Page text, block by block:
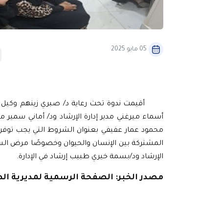
05 مايو 2025
أقيمت ندوة تحت رعاية د/ صبري زينهم وكيل
أسماء ميرغني مدير إدارة الإرشاد ود/ أماني سمير
محمود عمار عفيفي بعنوان الشروط التي يجب
المشتركة بين الإنسان والحيوان وخصوصًا مرض
الإرشاد ود/بسمة خيري طبيب إرشاد في الإدارة.
مصدر الخبر: الصفحة الرسمية لمديرية